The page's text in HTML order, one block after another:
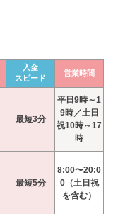
入金
スピード
営業時間
最短3分
平日9時～1
9時／土日
祝10時～17
時
最短5分
8:00〜20:0
0（土日祝
を含む）